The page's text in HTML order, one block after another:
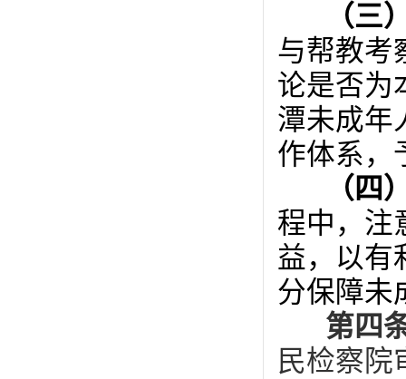
（三
与帮教考
论是否为
潭未成年
作体系，
（四
程中，注
益，以有
分保障未
第四
民检察院